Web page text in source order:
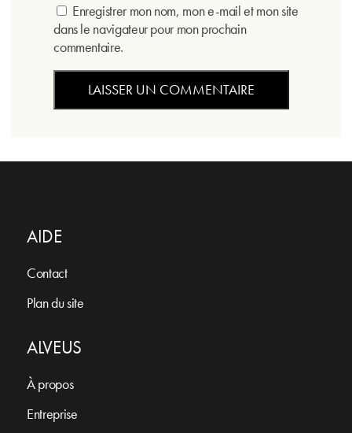
Enregistrer mon nom, mon e-mail et mon site
dans le navigateur pour mon prochain
commentaire.
AIDE
Contact
Plan du site
ALVEUS
À propos
Entreprise